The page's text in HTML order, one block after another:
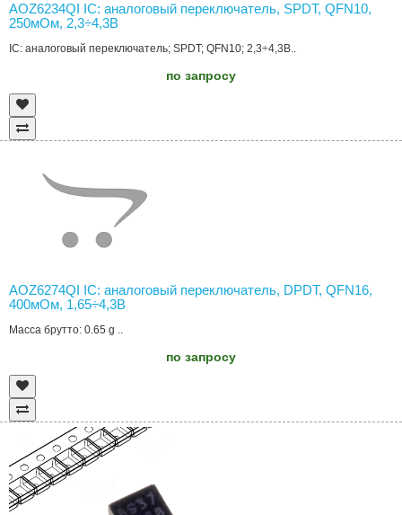
AOZ6234QI IC: аналоговый переключатель, SPDT, QFN10,
250мОм, 2,3÷4,3В
IC: аналоговый переключатель; SPDT; QFN10; 2,3÷4,3В..
по запросу
AOZ6274QI IC: аналоговый переключатель, DPDT, QFN16,
400мОм, 1,65÷4,3В
Масса брутто: 0.65 g ..
по запросу